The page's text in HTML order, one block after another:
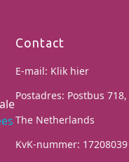
Contact
E-mail: Klik hier
Postadres: Postbus 718,
The Netherlands
KvK-nummer: 17208039